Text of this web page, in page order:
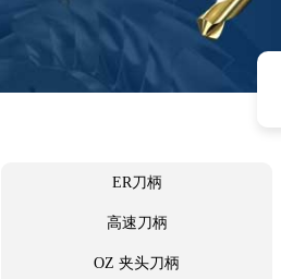
ER刀柄
ER刀柄
高速刀柄
高速刀柄
OZ 夹头刀柄